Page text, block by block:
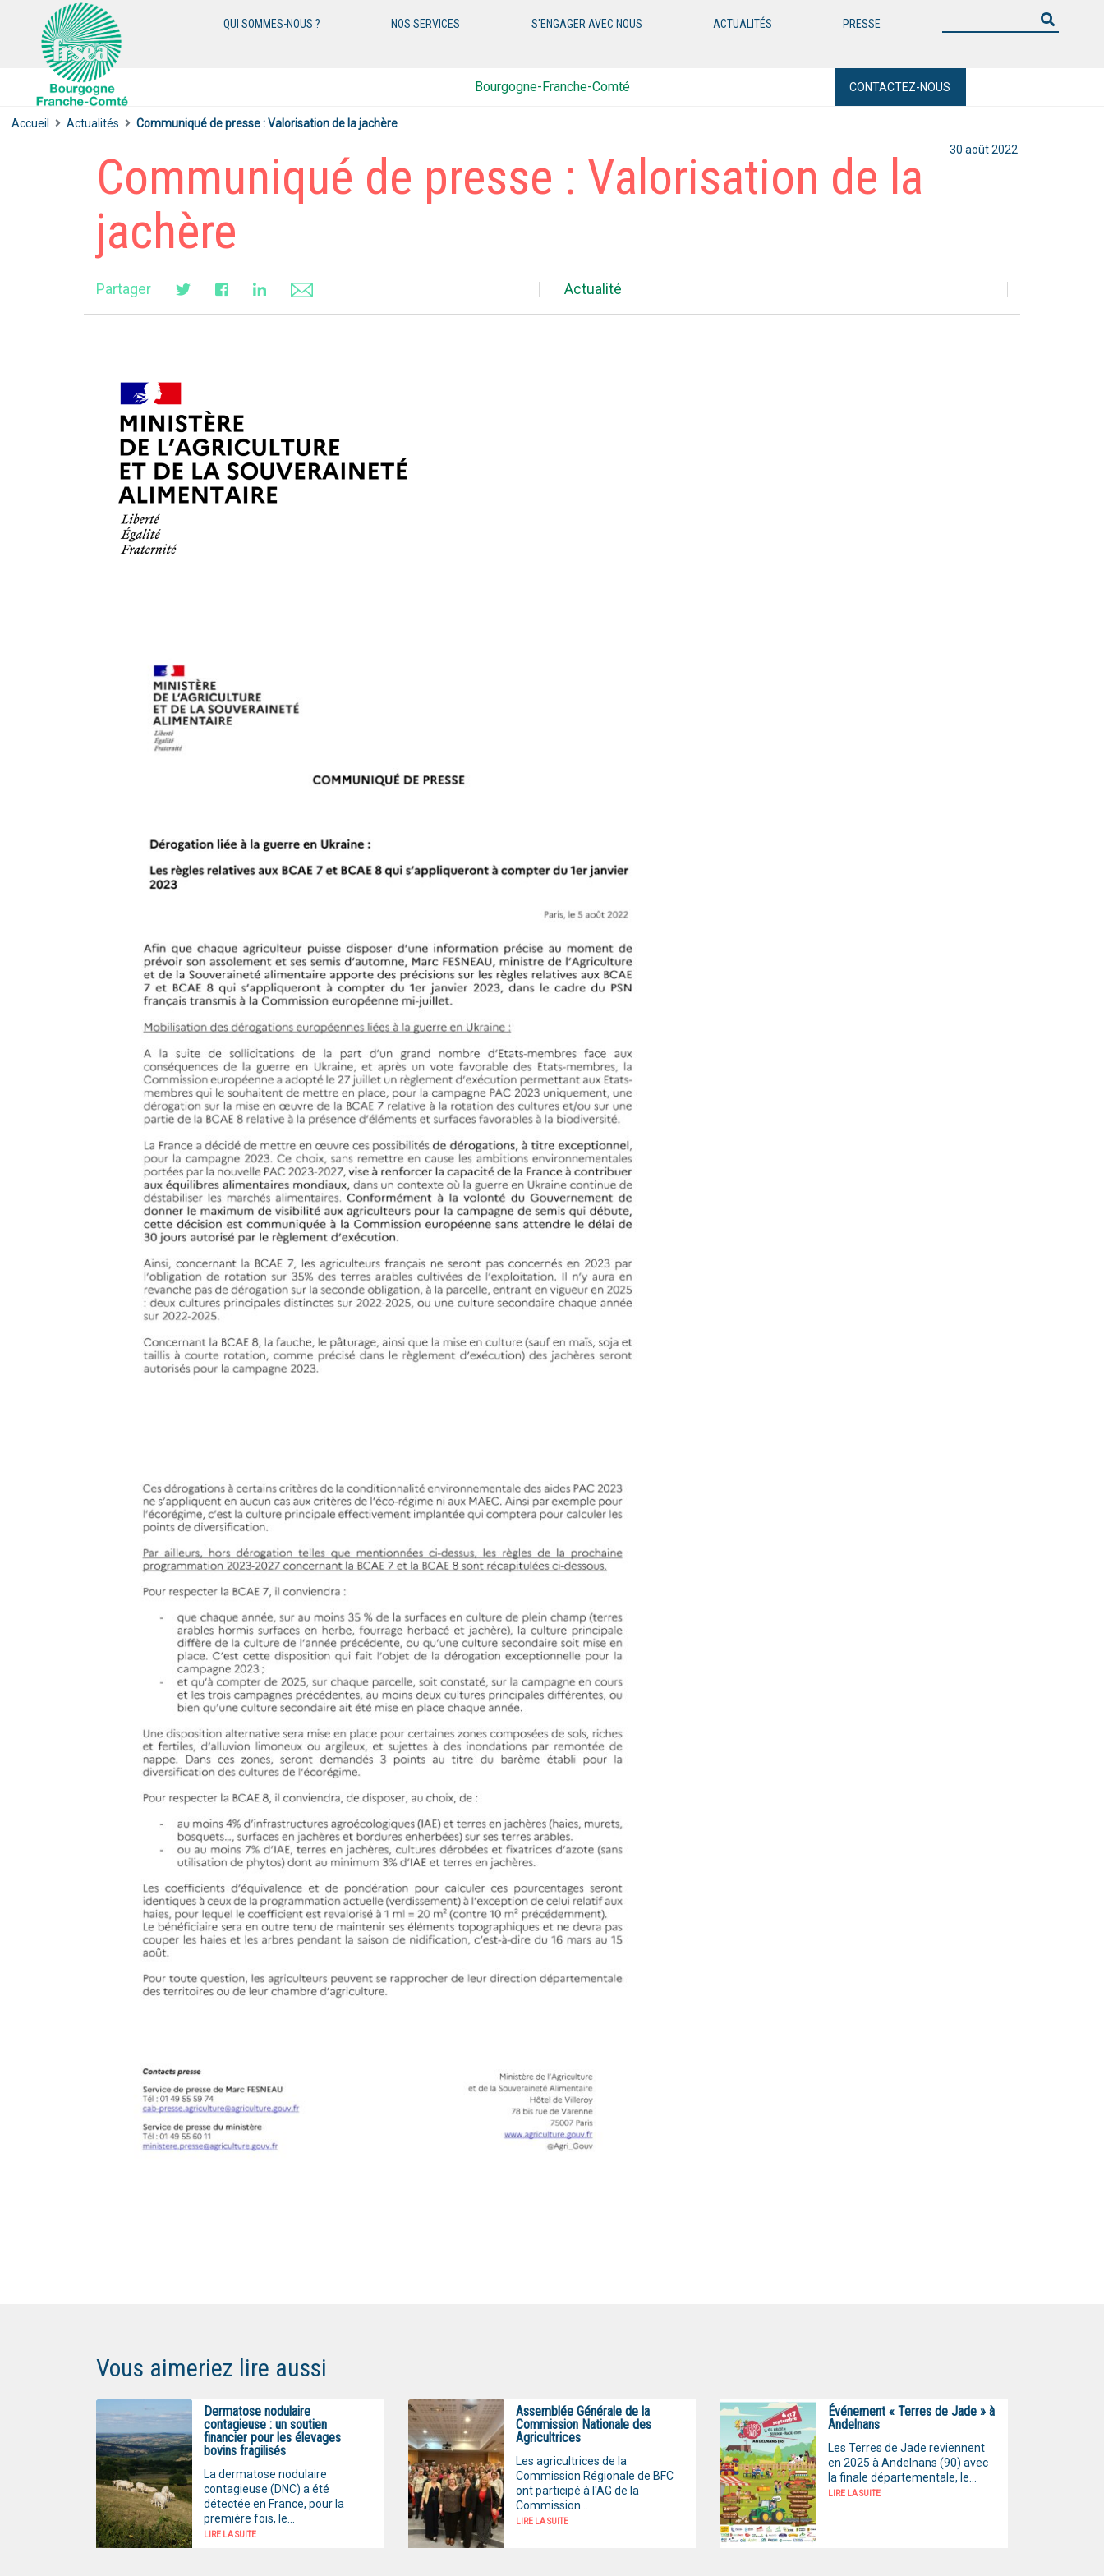
QUI SOMMES-NOUS ? NOS SERVICES S'ENGAGER AVEC NOUS ACTUALITÉS PRESSE
Bourgogne-Franche-Comté CONTACTEZ-NOUS
Accueil Actualités Communiqué de presse : Valorisation de la jachère
Communiqué de presse : Valorisation de la
jachère
30 août 2022
Partager Actualité
Vous aimeriez lire aussi
Dermatose nodulaire
contagieuse : un soutien
financier pour les élevages
bovins fragilisés
La dermatose nodulaire
contagieuse (DNC) a été
détectée en France, pour la
première fois, le...
LIRE LA SUITE
Assemblée Générale de la
Commission Nationale des
Agricultrices
Les agricultrices de la
Commission Régionale de BFC
ont participé à l'AG de la
Commission...
LIRE LA SUITE
Événement « Terres de Jade » à
Andelnans
Les Terres de Jade reviennent
en 2025 à Andelnans (90) avec
la finale départementale, le...
LIRE LA SUITE